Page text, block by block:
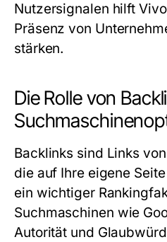
Nutzersignalen hilft
Präsenz von
stärken.
Die Rolle von
Backlinks sind Links
die auf Ihre eigene
ein wichtiger
Suchmaschinen wie
Autorität und